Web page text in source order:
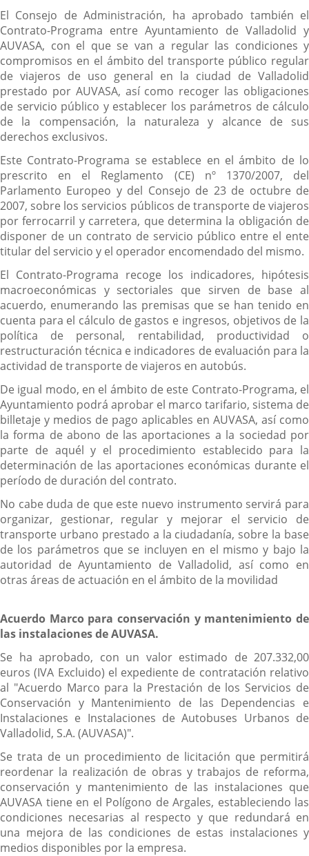
El Consejo de Administración, ha aprobado también el
Contrato-Programa entre Ayuntamiento de Valladolid y
AUVASA, con el que se van a regular las condiciones y
compromisos en el ámbito del transporte público regular
de viajeros de uso general en la ciudad de Valladolid
prestado por AUVASA, así como recoger las obligaciones
de servicio público y establecer los parámetros de cálculo
de la compensación, la naturaleza y alcance de sus
derechos exclusivos.
Este Contrato-Programa se establece en el ámbito de lo
prescrito en el Reglamento (CE) nº 1370/2007, del
Parlamento Europeo y del Consejo de 23 de octubre de
2007, sobre los servicios públicos de transporte de viajeros
por ferrocarril y carretera, que determina la obligación de
disponer de un contrato de servicio público entre el ente
titular del servicio y el operador encomendado del mismo.
El Contrato-Programa recoge los indicadores, hipótesis
macroeconómicas y sectoriales que sirven de base al
acuerdo, enumerando las premisas que se han tenido en
cuenta para el cálculo de gastos e ingresos, objetivos de la
política de personal, rentabilidad, productividad o
restructuración técnica e indicadores de evaluación para la
actividad de transporte de viajeros en autobús.
De igual modo, en el ámbito de este Contrato-Programa, el
Ayuntamiento podrá aprobar el marco tarifario, sistema de
billetaje y medios de pago aplicables en AUVASA, así como
la forma de abono de las aportaciones a la sociedad por
parte de aquél y el procedimiento establecido para la
determinación de las aportaciones económicas durante el
período de duración del contrato.
No cabe duda de que este nuevo instrumento servirá para
organizar, gestionar, regular y mejorar el servicio de
transporte urbano prestado a la ciudadanía, sobre la base
de los parámetros que se incluyen en el mismo y bajo la
autoridad de Ayuntamiento de Valladolid, así como en
otras áreas de actuación en el ámbito de la movilidad
Acuerdo Marco para conservación y mantenimiento de
las instalaciones de AUVASA.
Se ha aprobado, con un valor estimado de 207.332,00
euros (IVA Excluido) el expediente de contratación relativo
al "Acuerdo Marco para la Prestación de los Servicios de
Conservación y Mantenimiento de las Dependencias e
Instalaciones e Instalaciones de Autobuses Urbanos de
Valladolid, S.A. (AUVASA)".
Se trata de un procedimiento de licitación que permitirá
reordenar la realización de obras y trabajos de reforma,
conservación y mantenimiento de las instalaciones que
AUVASA tiene en el Polígono de Argales, estableciendo las
condiciones necesarias al respecto y que redundará en
una mejora de las condiciones de estas instalaciones y
medios disponibles por la empresa.